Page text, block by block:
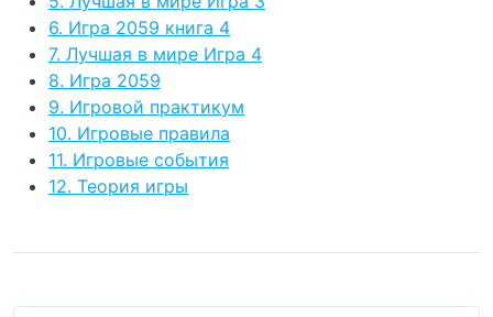
6. Игра 2059 книга 4
7. Лучшая в мире Игра 4
8. Игра 2059
9. Игровой практикум
10. Игровые правила
11. Игровые события
12. Теория игры